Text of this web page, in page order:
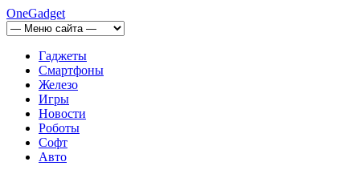
OneGadget
Гаджеты
Смартфоны
Железо
Игры
Новости
Роботы
Софт
Авто